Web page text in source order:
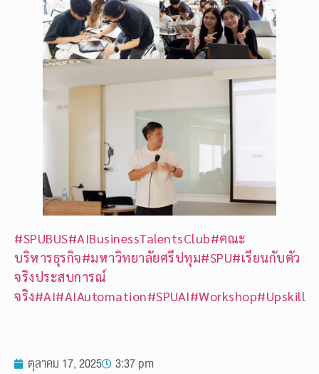
#SPUBUS#AIBusinessTalentsClub#คณะ
บริหารธุรกิจ#มหาวิทยาลัยศรีปทุม#SPU#เรียนกับตัว
จริงประสบการณ์
จริง#AI#AIAutomation#SPUAI#Workshop#Upskill
ตุลาคม 17, 2025
3:37 pm